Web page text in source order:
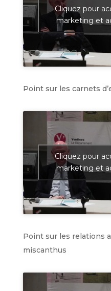
Cliquez pour
marketing et
Point sur les carnets
Cliquez pour
marketing et
Point sur les relations
miscanthus